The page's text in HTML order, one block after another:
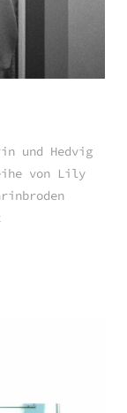
und Hedvig
von Lily